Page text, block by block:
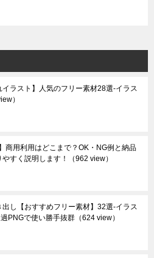
イラスト】人気のフリー素材28選-イラス
）
商用利用はどこまで？OK・NG例と納品
すく説明します！
（962 view）
出し【おすすめフリー素材】32選-イラス
PNGで使い勝手抜群 （624 view）